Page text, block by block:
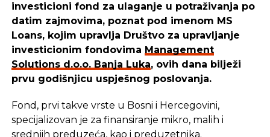
REKLAMA
Cilj u Management Solutions -u ostaje isti: da
budemo pouzdan partner onima koji stvaraju,
razvijaju i unaprjeđuju našu zajednicu. Zato
nastavljaju istim putem — jer kada ulažu u ljude i
investicioni fond za ulaganje u potraživanja po
datim zajmovima, poznat pod imenom MS
Loans, kojim upravlja Društvo za upravljanje
investicionim fondovima Management
Solutions d.o.o. Banja Luka, ovih dana bilježi
prvu godišnjicu uspješnog poslovanja.
Fond, prvi takve vrste u Bosni i Hercegovini,
specijalizovan je za finansiranje mikro, malih i
srednjih preduzeća, kao i preduzetnika.